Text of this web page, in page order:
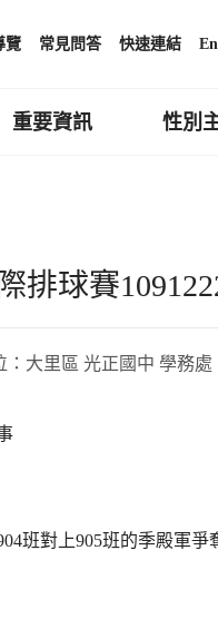
覽 常見問答 快速連結
重要資訊 性別
排球賽
大里區 光正國中 學務處
班對上905班的季殿軍